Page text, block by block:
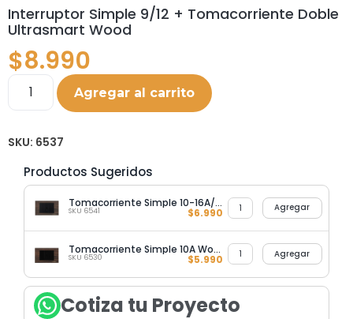
Interruptor Simple 9/12 + Tomacorriente Doble
Ultrasmart Wood
$8.990
Agregar al carrito
SKU: 6537
Productos Sugeridos
Tomacorriente Simple 10-16A/250V Wood
SKU 6541 $6.990 Agregar
Tomacorriente Simple 10A Wood Ultrasmart
SKU 6530 $5.990 Agregar
Cotiza tu Proyecto